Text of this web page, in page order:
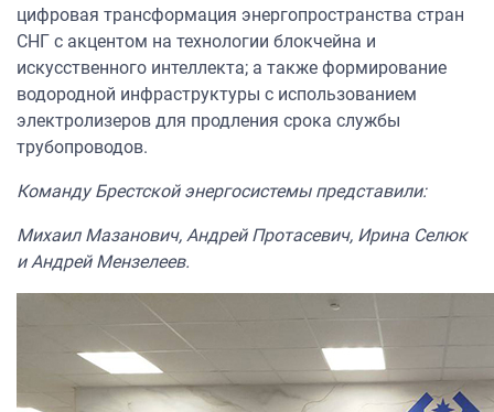
цифровая трансформация энергопространства стран
СНГ с акцентом на технологии блокчейна и
искусственного интеллекта; а также формирование
водородной инфраструктуры с использованием
электролизеров для продления срока службы
трубопроводов.
Команду Брестской энергосистемы представили:
Михаил Мазанович, Андрей Протасевич, Ирина Селюк
и Андрей Мензелеев.